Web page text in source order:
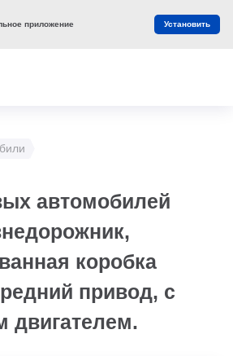
автомобилей
коробка
привод, с
двигателем.
приложение Установить